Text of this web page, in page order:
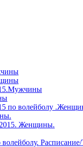
по волейболу
Женщины.